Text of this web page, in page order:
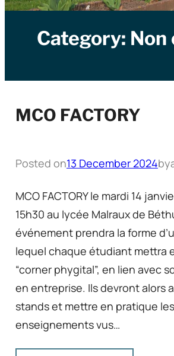
Category: Non
MCO FACTORY
Posted on13 December 2024by
MCO FACTORY le mardi 14
15h30 au lycée Malraux de
événement prendra la forme
lequel chaque étudiant mettra
“corner phygital”, en lien avec
en entreprise. Ils devront alors
stands et mettre en pratique les
enseignements vus…